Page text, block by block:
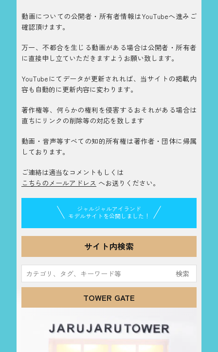
動画についての公開者・所有者情報はYouTubeへ進みご
確認頂けます。
万一、不都合を生じる動画がある場合は公開者・所有者
に直接申し立ていただきますようお願い致します。
YouTubeにてデータが更新されれば、当サイトの掲載内
容も自動的に更新内容に変わります。
著作権等、何らかの権利を侵害するおそれがある場合は
直ちにリンクの削除等の対応を致します
動画・音声等すべての知的所有権は著作者・団体に帰属
しております。
ご連絡は適当なコメントもしくは
こちらのメールアドレス へお送りください。
ジャルジャルアイランド
モデルサイトを公開しました！
サイト内検索
索:
TOWER GATE